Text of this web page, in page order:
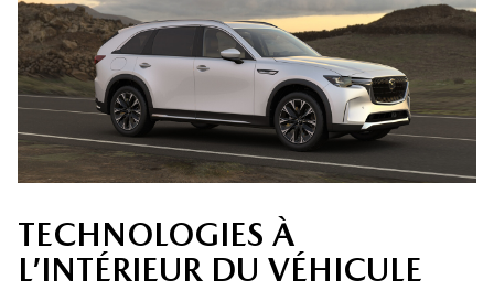
TECHNOLOGIES À
L’INTÉRIEUR DU VÉHICULE